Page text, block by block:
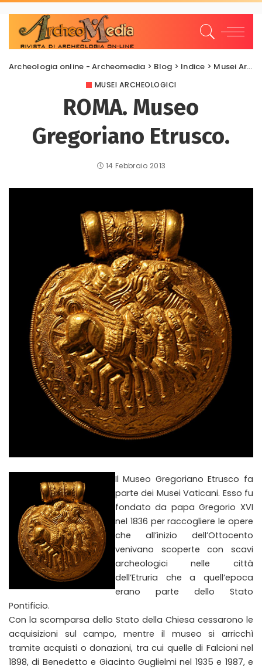
Archeologia online - Archeomedia > Blog > Indice > Musei Archeologici
MUSEI ARCHEOLOGICI
ROMA. Museo
Gregoriano Etrusco.
14 Febbraio 2013
Il Museo Gregoriano Etrusco fa
parte dei Musei Vaticani. Esso fu
fondato da papa Gregorio XVI
nel 1836 per raccogliere le opere
che all’inizio dell’Ottocento
venivano scoperte con scavi
archeologici nelle città
dell’Etruria che a quell’epoca
erano parte dello Stato
Pontificio.
Con la scomparsa dello Stato della Chiesa cessarono le
acquisizioni sul campo, mentre il museo si arricchì
tramite acquisti o donazioni, tra cui quelle di Falcioni nel
1898, di Benedetto e Giacinto Guglielmi nel 1935 e 1987, e